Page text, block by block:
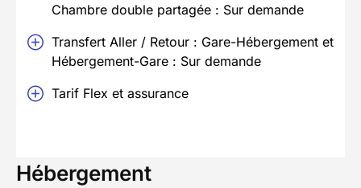
Chambre double partagée : Sur demande
Transfert Aller / Retour : Gare-Hébergement et
Hébergement-Gare : Sur demande
Tarif Flex et assurance
Hébergement